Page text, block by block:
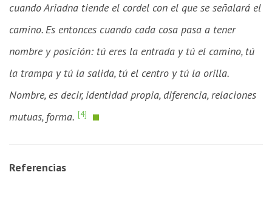
cuando Ariadna tiende el cordel con el que se señalará el
camino. Es entonces cuando cada cosa pasa a tener
nombre y posición: tú eres la entrada y tú el camino, tú
la trampa y tú la salida, tú el centro y tú la orilla.
Nombre, es decir, identidad propia, diferencia, relaciones
mutuas, forma. [4]
Referencias